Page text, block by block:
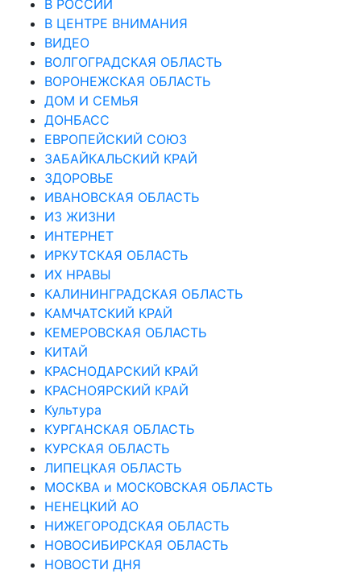
В РОССИИ
В ЦЕНТРЕ ВНИМАНИЯ
ВИДЕО
ВОЛГОГРАДСКАЯ ОБЛАСТЬ
ВОРОНЕЖСКАЯ ОБЛАСТЬ
ДОМ И СЕМЬЯ
ДОНБАСС
ЕВРОПЕЙСКИЙ СОЮЗ
ЗАБАЙКАЛЬСКИЙ КРАЙ
ЗДОРОВЬЕ
ИВАНОВСКАЯ ОБЛАСТЬ
ИЗ ЖИЗНИ
ИНТЕРНЕТ
ИРКУТСКАЯ ОБЛАСТЬ
ИХ НРАВЫ
КАЛИНИНГРАДCКАЯ ОБЛАСТЬ
КАМЧАТСКИЙ КРАЙ
КЕМЕРОВСКАЯ ОБЛАСТЬ
КИТАЙ
КРАСНОДАРСКИЙ КРАЙ
КРАСНОЯРСКИЙ КРАЙ
Культура
КУРГАНСКАЯ ОБЛАСТЬ
КУРСКАЯ ОБЛАСТЬ
ЛИПЕЦКАЯ ОБЛАСТЬ
МОСКВА и МОСКОВСКАЯ ОБЛАСТЬ
НЕНЕЦКИЙ АО
НИЖЕГОРОДСКАЯ ОБЛАСТЬ
НОВОСИБИРСКАЯ ОБЛАСТЬ
НОВОСТИ ДНЯ